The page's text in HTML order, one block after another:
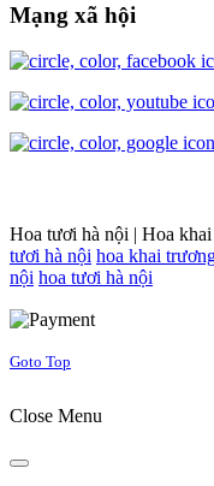
Mạng xã hội
Hoa tươi hà nội | Hoa
tươi hà nội hoa khai
nội hoa tươi hà nội
Goto Top
Close Menu